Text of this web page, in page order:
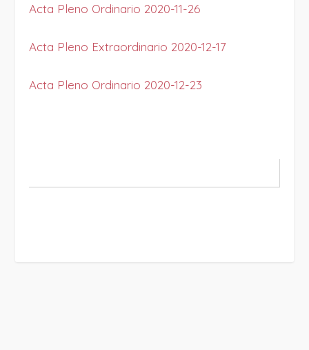
Acta Pleno Ordinario 2020-11-26
Acta Pleno Extraordinario 2020-12-17
Acta Pleno Ordinario 2020-12-23